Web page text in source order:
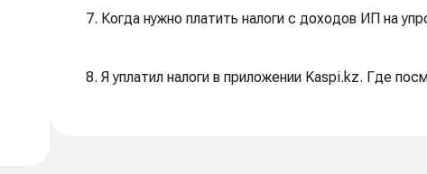
7. Когда нужно платить налоги с доходов ИП на
8. Я уплатил налоги в приложении Kaspi.kz. Где